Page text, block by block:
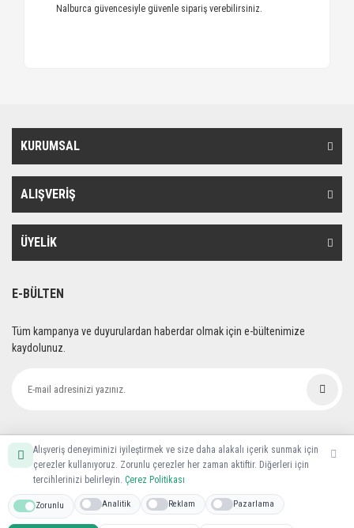
Nalburca güvencesiyle güvenle sipariş verebilirsiniz.
KURUMSAL
ALIŞVERİŞ
ÜYELİK
E-BÜLTEN
Tüm kampanya ve duyurulardan haberdar olmak için e-bültenimize
kaydolunuz.
Nalburca© Tüm hakları saklıdır. Kredi kartı bilgileriniz 256bit SSL sertifikası
Alışveriş deneyiminizi iyileştirmek ve size daha alakalı içerik sunmak için
çerezler kullanıyoruz. Zorunlu çerezler her zaman aktiftir. Diğerleri için
tercihlerinizi belirleyin. Çerez Politikası
Zorunlu Analitik Reklam Pazarlama